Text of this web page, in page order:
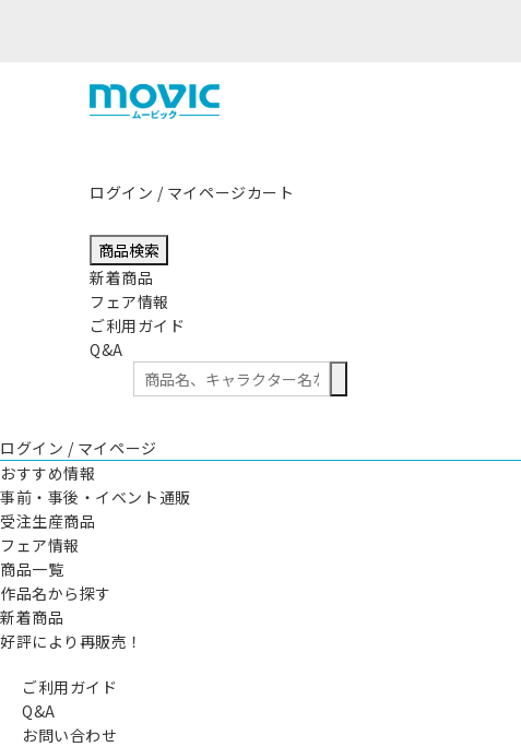
ログイン / マイページカート
商品検索
新着商品
フェア情報
ご利用ガイド
Q&A
ログイン / マイページ
おすすめ情報
事前・事後・イベント通販
受注生産商品
フェア情報
商品一覧
作品名から探す
新着商品
好評により再販売！
ご利用ガイド
Q&A
お問い合わせ